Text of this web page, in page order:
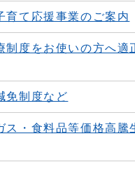
育て応援事業のご案内
制度をお使いの方へ適
免制度など
ス・食料品等価格高騰